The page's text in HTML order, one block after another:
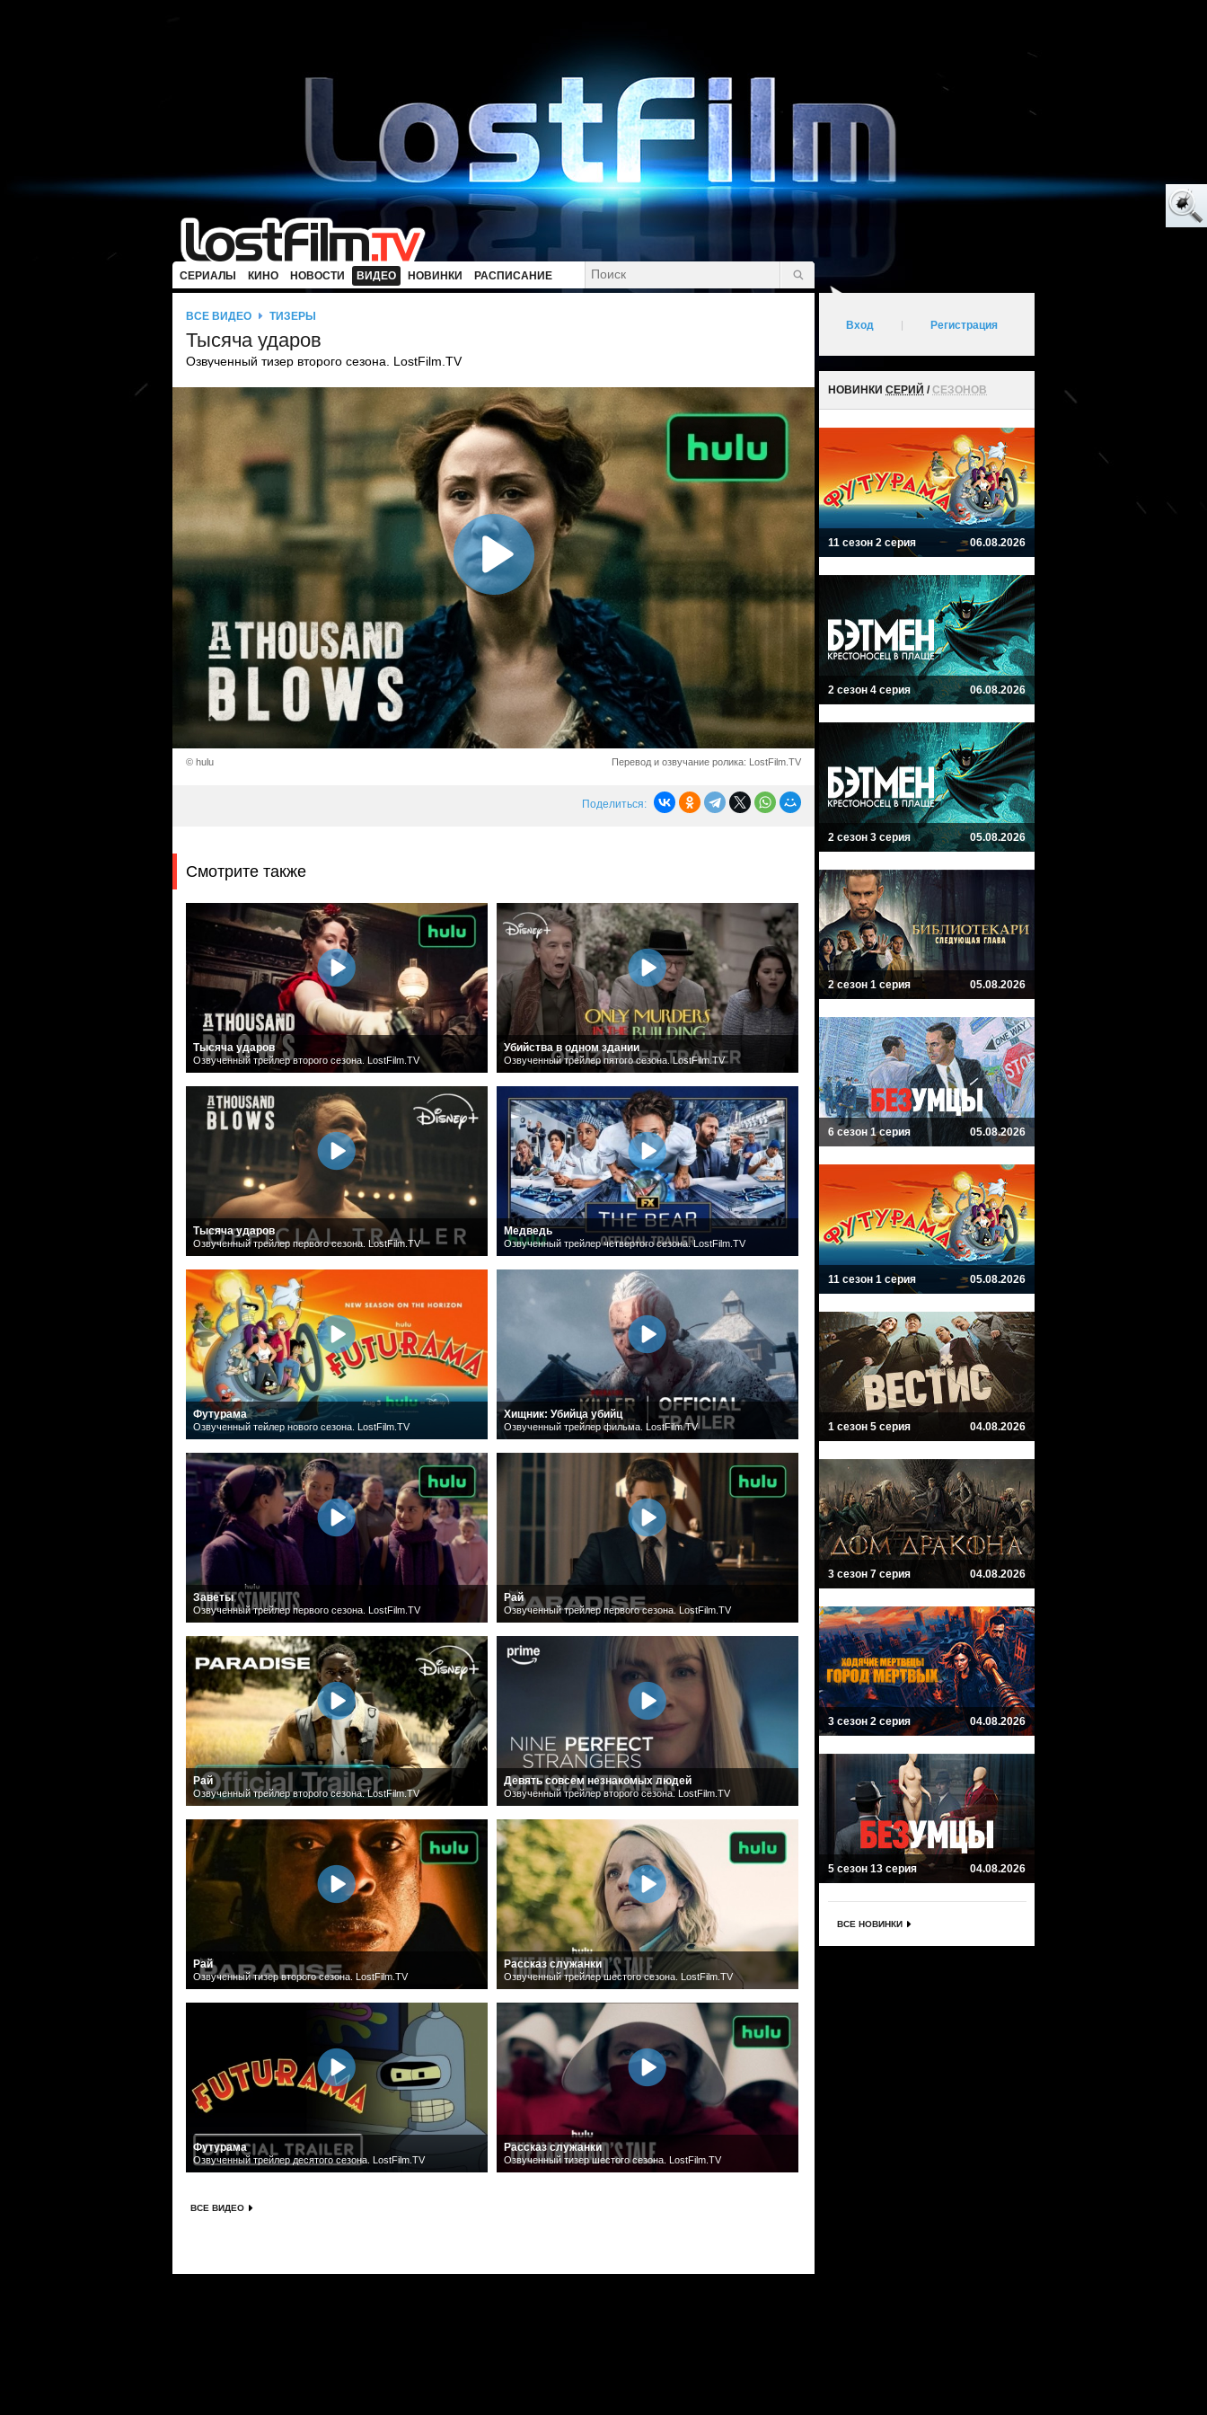
СЕРИАЛЫ КИНО НОВОСТИ ВИДЕО НОВИНКИ РАСПИСАНИЕ
ВСЕ ВИДЕО ТИЗЕРЫ
Тысяча ударов
Озвученный тизер второго сезона. LostFilm.TV
© hulu Перевод и озвучание ролика: LostFilm.TV
Поделиться:
Смотрите также
Тысяча ударов
Озвученный трейлер второго сезона. LostFilm.TV
Тысяча ударов
Озвученный трейлер первого сезона. LostFilm.TV
Футурама
Озвученный тейлер нового сезона. LostFilm.TV
Заветы
Озвученный трейлер первого сезона. LostFilm.TV
Рай
Озвученный трейлер второго сезона. LostFilm.TV
Рай
Озвученный тизер второго сезона. LostFilm.TV
Футурама
Озвученный трейлер десятого сезона. LostFilm.TV
Убийства в одном здании
Озвученный трейлер пятого сезона. LostFilm.TV
Медведь
Озвученный трейлер четвертого сезона. LostFilm.TV
Хищник: Убийца убийц
Озвученный трейлер фильма. LostFilm.TV
Рай
Озвученный трейлер первого сезона. LostFilm.TV
Девять совсем незнакомых людей
Озвученный трейлер второго сезона. LostFilm.TV
Рассказ служанки
Озвученный трейлер шестого сезона. LostFilm.TV
Рассказ служанки
Озвученный тизер шестого сезона. LostFilm.TV
ВСЕ ВИДЕО
Вход Регистрация
НОВИНКИ СЕРИЙ /СЕЗОНОВ
11 сезон 2 серия 06.08.2026
2 сезон 4 серия 06.08.2026
2 сезон 3 серия 05.08.2026
2 сезон 1 серия 05.08.2026
6 сезон 1 серия 05.08.2026
11 сезон 1 серия 05.08.2026
1 сезон 5 серия 04.08.2026
3 сезон 7 серия 04.08.2026
3 сезон 2 серия 04.08.2026
5 сезон 13 серия 04.08.2026
ВСЕ НОВИНКИ